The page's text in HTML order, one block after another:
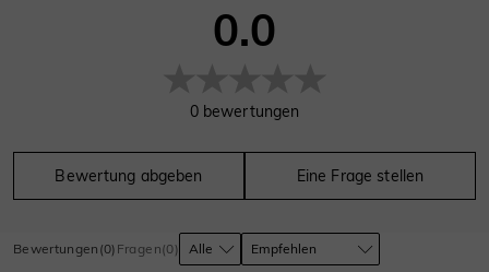
0.0
0 bewertungen
Bewertung abgeben Eine Frage stellen
Bewertungen (0) Fragen(0)